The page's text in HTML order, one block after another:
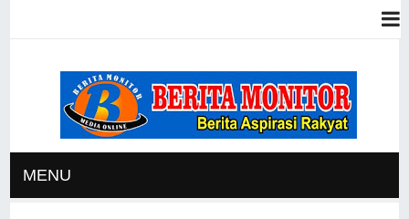
MENU